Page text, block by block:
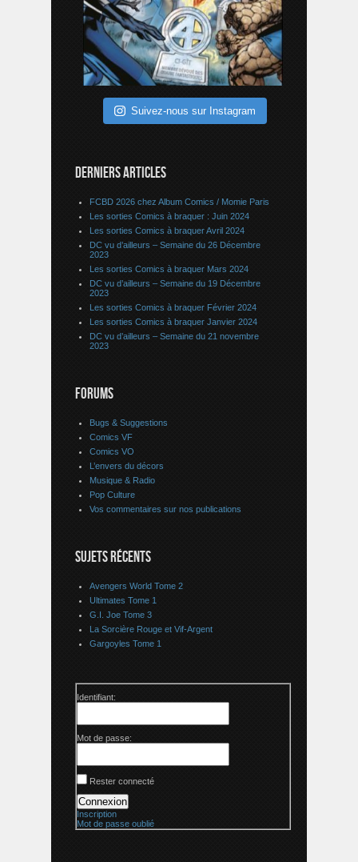
Suivez-nous sur Instagram
DERNIERS ARTICLES
FCBD 2026 chez Album Comics / Momie Paris
Les sorties Comics à braquer : Juin 2024
Les sorties Comics à braquer Avril 2024
DC vu d’ailleurs – Semaine du 26 Décembre
2023
Les sorties Comics à braquer Mars 2024
DC vu d’ailleurs – Semaine du 19 Décembre
2023
Les sorties Comics à braquer Février 2024
Les sorties Comics à braquer Janvier 2024
DC vu d’ailleurs – Semaine du 21 novembre
2023
FORUMS
Bugs & Suggestions
Comics VF
Comics VO
L’envers du décors
Musique & Radio
Pop Culture
Vos commentaires sur nos publications
SUJETS RÉCENTS
Avengers World Tome 2
Ultimates Tome 1
G.I. Joe Tome 3
La Sorcière Rouge et Vif-Argent
Gargoyles Tome 1
Identifiant:
Mot de passe:
Rester connecté
Connexion
Inscription
Mot de passe oublié